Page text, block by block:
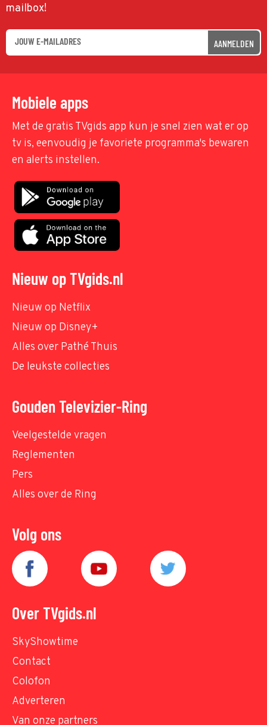
mailbox!
AANMELDEN
Mobiele apps
Met de gratis TVgids app kun je snel zien wat er op
tv is, eenvoudig je favoriete programma's bewaren
en alerts instellen.
Nieuw op TVgids.nl
Nieuw op Netflix
Nieuw op Disney+
Alles over Pathé Thuis
De leukste collecties
Gouden Televizier-Ring
Veelgestelde vragen
Reglementen
Pers
Alles over de Ring
Volg ons
Over TVgids.nl
SkyShowtime
Contact
Colofon
Adverteren
Van onze partners